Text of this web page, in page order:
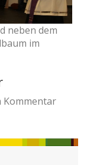
neben dem
im
Kommentar